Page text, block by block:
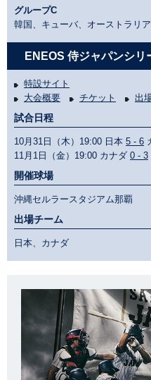
グループC
韓国、キューバ、オーストラリ
ENEOS 侍ジャパンシリ
特設サイト
大会概要
チケット 出
試合日程
10月31日（木）19:00 日本 5 - 6
11月1日（金）19:00 カナダ 0 - 3
開催球場
沖縄セルラースタジアム那覇
出場チーム
日本、カナダ